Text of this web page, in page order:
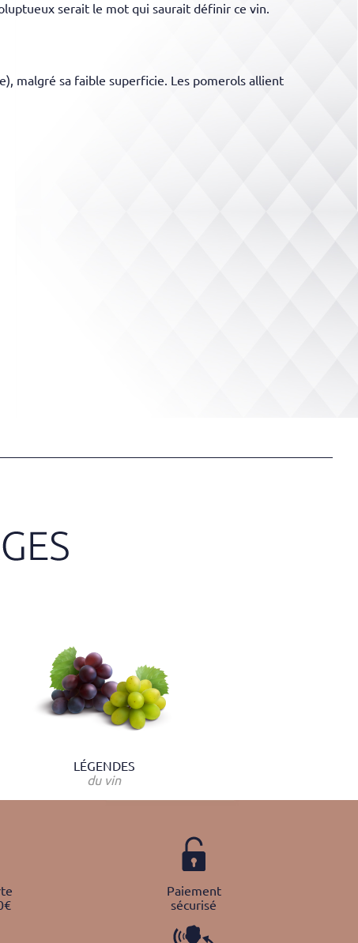
serait le mot qui saurait définir ce vin.
malgré sa faible superficie. Les pomerols allient
LÉGENDES
du vin
Paiement
sécurisé